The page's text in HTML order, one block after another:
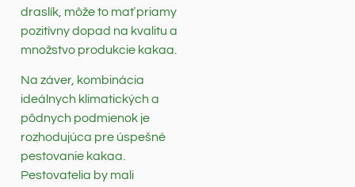
draslík, môže to mať priamy
pozitívny dopad na kvalitu a
množstvo produkcie kakaa.
Na záver, kombinácia
ideálnych klimatických a
pôdnych podmienok je
rozhodujúca pre úspešné
pestovanie kakaa.
Pestovatelia by mali